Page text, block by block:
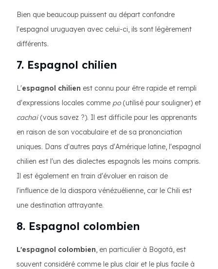
Bien que beaucoup puissent au départ confondre
l'espagnol uruguayen avec celui-ci, ils sont légèrement
différents.
7. Espagnol chilien
L'espagnol chilien est connu pour être rapide et rempli
d'expressions locales comme po(utilisé pour souligner) et
cachai(vous savez ?). Il est difficile pour les apprenants
en raison de son vocabulaire et de sa prononciation
uniques. Dans d'autres pays d'Amérique latine, l'espagnol
chilien est l'un des dialectes espagnols les moins compris.
Il est également en train d'évoluer en raison de
l'influence de la diaspora vénézuélienne, car le Chili est
une destination attrayante.
8. Espagnol colombien
L'espagnol colombien, en particulier à Bogotá, est
souvent considéré comme le plus clair et le plus facile à